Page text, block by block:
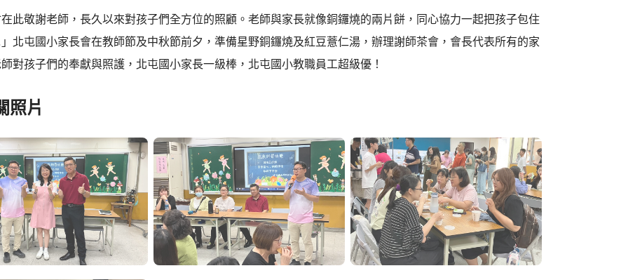
此敬謝老師，長久以來對孩子們全方位的照顧。老師與家長就像銅鑼燒的兩片餅，同心協力一起把孩子包住
北屯國小家長會在教師節及中秋節前夕，準備星野銅鑼燒及紅豆薏仁湯，辦理謝師茶會，會長代表所有的家
對孩子們的奉獻與照護，北屯國小家長一級棒，北屯國小教職員工超級優！
照片